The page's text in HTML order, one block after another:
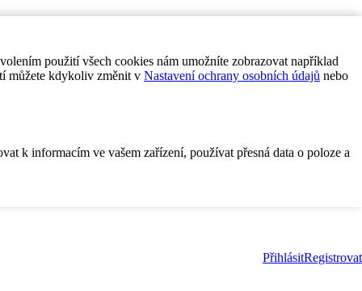
použití všech cookies nám umožníte zobrazovat například
můžete kdykoliv změnit v Nastavení ochrany osobních údajů nebo
k informacím ve vašem zařízení, používat přesná data o poloze a
PřihlásitRegistrovat